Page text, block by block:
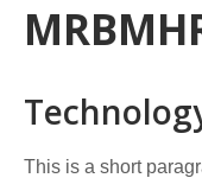
This is a short